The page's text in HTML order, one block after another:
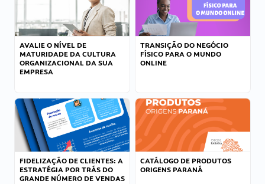
AVALIE O NÍVEL DE
MATURIDADE DA CULTURA
ORGANIZACIONAL DA SUA
EMPRESA
TRANSIÇÃO DO NEGÓCIO
FÍSICO PARA O MUNDO
ONLINE
FIDELIZAÇÃO DE CLIENTES: A
ESTRATÉGIA POR TRÁS DO
GRANDE NÚMERO DE VENDAS
CATÁLOGO DE PRODUTOS
ORIGENS PARANÁ